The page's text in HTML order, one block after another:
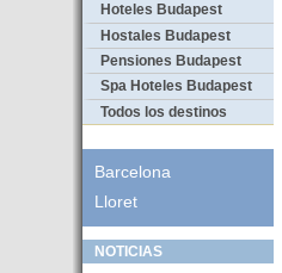
Hoteles Budapest
Hostales Budapest
Pensiones Budapest
Spa Hoteles Budapest
Todos los destinos
Barcelona
Lloret
NOTICIAS